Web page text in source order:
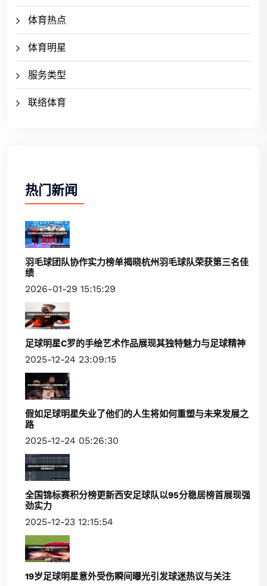
体育热点
体育明星
服务类型
联络体育
热门新闻
羽毛球团队协作实力榜单揭晓杭州羽毛球队荣获第三名佳
绩
2026-01-29 15:15:29
足球明星C罗的手绘艺术作品展现其独特魅力与足球精神
2025-12-24 23:09:15
假如足球明星失业了他们的人生将如何重塑与未来发展之
路
2025-12-24 05:26:30
全国锦标赛积分榜更新西安足球队以95分稳居榜首展现强
劲实力
2025-12-23 12:15:54
19岁足球明星意外受伤瞬间曝光引发球迷热议与关注